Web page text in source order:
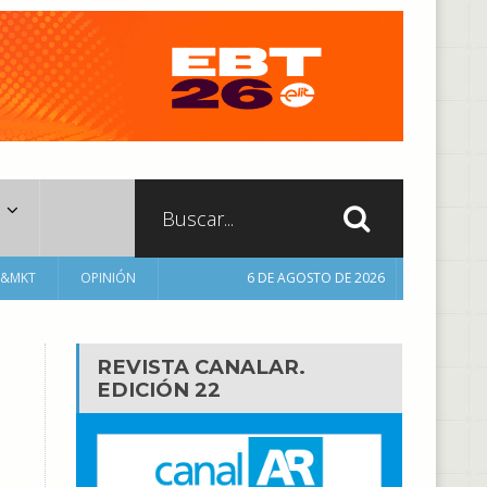
OPINIÓN 6 DE AGOSTO DE 2026
REVISTA CANALAR.
EDICIÓN 22